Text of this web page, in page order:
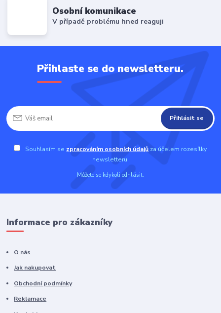
Osobní komunikace
V případě problému hned reaguji
Přihlaste se do newsletteru.
Přihlásit se
Souhlasím se zpracováním osobních údajů za účelem rozesílky
newsletteru.
Můžete se kdykoli odhlásit.
Informace pro zákazníky
O nás
Jak nakupovat
Obchodní podmínky
Reklamace